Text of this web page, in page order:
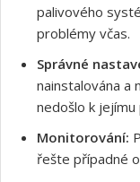
palivového
problémy včas.
Správné
nainstalována a
nedošlo k jejímu
Monitorování:
řešte případné